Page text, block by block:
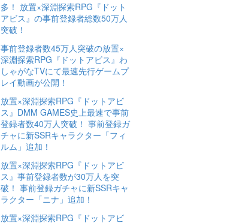
多！ 放置×深淵探索RPG『ドット
アビス』の事前登録者総数50万人
突破！
事前登録者数45万人突破の放置×
深淵探索RPG『ドットアビス』わ
しゃがなTVにて最速先行ゲームプ
レイ動画が公開！
放置×深淵探索RPG『ドットアビ
ス』DMM GAMES史上最速で事前
登録者数40万人突破！ 事前登録ガ
チャに新SSRキャラクター「フィ
ルム」追加！
放置×深淵探索RPG『ドットアビ
ス』事前登録者数が30万人を突
破！ 事前登録ガチャに新SSRキャ
ラクター「ニナ」追加！
放置×深淵探索RPG『ドットアビ